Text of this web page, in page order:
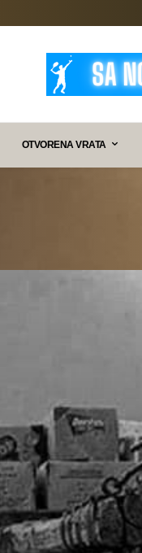
OTVORENA VRATA